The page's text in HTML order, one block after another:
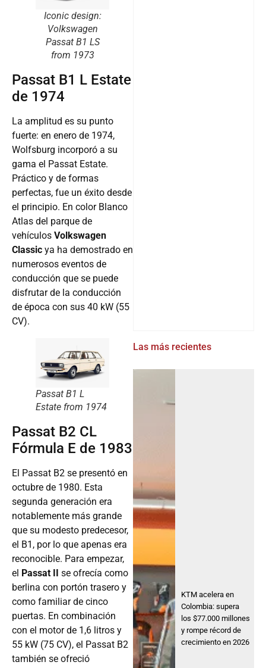
Iconic design:
Volkswagen
Passat B1 LS
from 1973
Passat B1 L Estate
de 1974
La amplitud es su punto
fuerte: en enero de 1974,
Wolfsburg incorporó a su
gama el Passat Estate.
Práctico y de formas
perfectas, fue un éxito desde
el principio. En color Blanco
Atlas del parque de
vehículos Volkswagen
Classic ya ha demostrado en
numerosos eventos de
conducción que se puede
disfrutar de la conducción
de época con sus 40 kW (55
CV).
Passat B1 L
Estate from 1974
Passat B2 CL
Fórmula E de 1983
El Passat B2 se presentó en
octubre de 1980. Esta
segunda generación era
notablemente más grande
que su modesto predecesor,
el B1, por lo que apenas era
reconocible. Para empezar,
el Passat II se ofrecía como
berlina con portón trasero y
como familiar de cinco
puertas. En combinación
con el motor de 1,6 litros y
55 kW (75 CV), el Passat B2
también se ofreció
Las más recientes
KTM acelera en
Colombia: supera
los $77.000 millones
y rompe récord de
crecimiento en 2026